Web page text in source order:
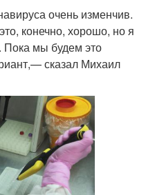
очень изменчив.
конечно, хорошо, но я
Пока мы будем это
сказал Михаил